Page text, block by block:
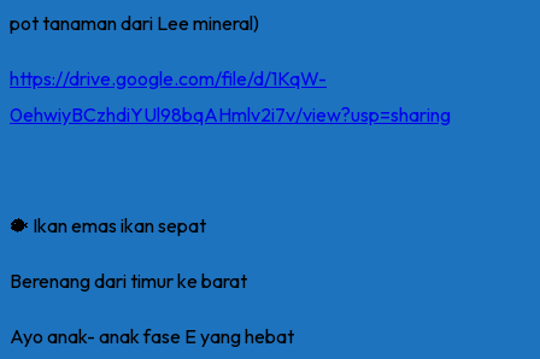
pot tanaman dari Lee mineral)
https://drive.google.com/file/d/1KqW-
0ehwiyBCzhdiYUl98bqAHmlv2i7v/view?usp=sharing
🐡 Ikan emas ikan sepat
Berenang dari timur ke barat
Ayo anak- anak fase E yang hebat